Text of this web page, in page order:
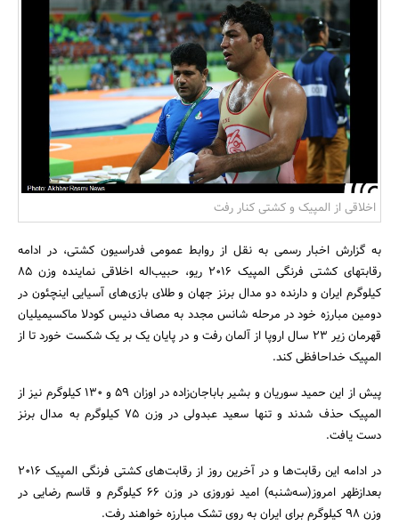
بانک، بیمه و سرمایه
مسکن و ساختمان
جستجو
اخلاقی از المپیک و کشتی کنار رفت
به گزارش اخبار رسمی به نقل از روابط عمومی فدراسیون کشتی، در ادامه
رقابتهای کشتی فرنگی المپیک 2016 ریو، حبیب‌اله اخلاقی نماینده وزن 85
کیلوگرم ایران و دارنده دو مدال برنز جهان و طلای بازی‌های آسیایی اینچئون در
دومین مبارزه خود در مرحله شانس مجدد به مصاف دنیس کودلا ماکسیمیلیان
قهرمان زیر 23 سال اروپا از آلمان رفت و در پایان یک بر یک شکست خورد تا از
المپیک خداحافظی کند.
پیش از این حمید سوریان و بشیر باباجان‌زاده در اوزان 59 و 130 کیلوگرم نیز از
المپیک حذف شدند و تنها سعید عبدولی در وزن 75 کیلوگرم به مدال برنز
دست یافت.
در ادامه این رقابت‌ها و در آخرین روز از رقابت‌های کشتی فرنگی المپیک 2016
بعدازظهر امروز(سه‌شنبه) امید نوروزی در وزن 66 کیلوگرم و قاسم رضایی در
وزن 98 کیلوگرم برای ایران به روی تشک مبارزه خواهند رفت.